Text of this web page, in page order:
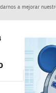
a mejorar